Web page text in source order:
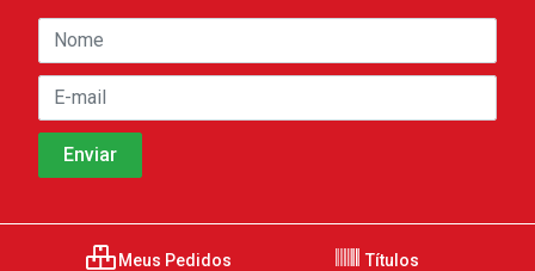
Meus Pedidos Títulos